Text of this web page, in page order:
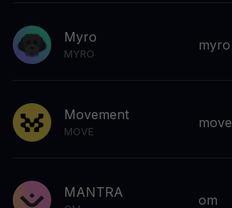
Myro
MYRO
myro
Movement
MOVE
move
MANTRA om